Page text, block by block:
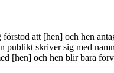
att [hen] och hen
skriver sig med
[hen] och hen blir bara